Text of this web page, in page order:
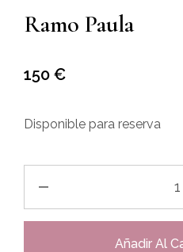
Ramo Paula
150 €
Disponible para reserva
Añadir Al